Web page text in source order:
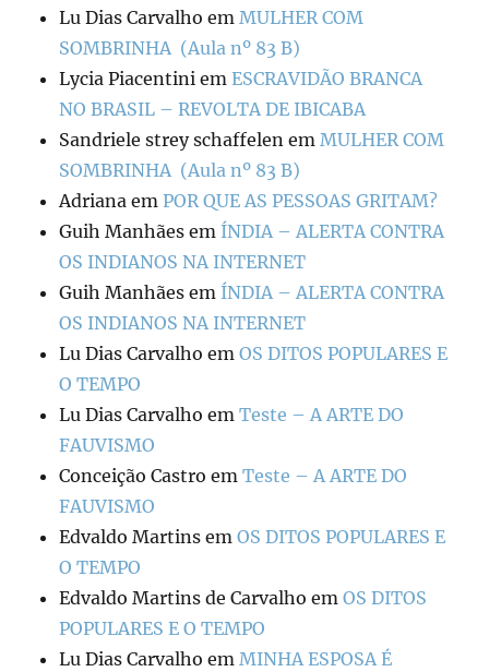
Lu Dias Carvalho emMULHER COM
SOMBRINHA (Aula nº 83 B)
Lycia Piacentini emESCRAVIDÃO BRANCA
NO BRASIL – REVOLTA DE IBICABA
Sandriele strey schaffelen emMULHER COM
SOMBRINHA (Aula nº 83 B)
Adriana emPOR QUE AS PESSOAS GRITAM?
Guih Manhães em ÍNDIA – ALERTA CONTRA
OS INDIANOS NA INTERNET
Guih Manhães em ÍNDIA – ALERTA CONTRA
OS INDIANOS NA INTERNET
Lu Dias Carvalho emOS DITOS POPULARES E
O TEMPO
Lu Dias Carvalho emTeste – A ARTE DO
FAUVISMO
Conceição Castro emTeste – A ARTE DO
FAUVISMO
Edvaldo Martins emOS DITOS POPULARES E
O TEMPO
Edvaldo Martins de Carvalho emOS DITOS
POPULARES E O TEMPO
Lu Dias Carvalho emMINHA ESPOSA É